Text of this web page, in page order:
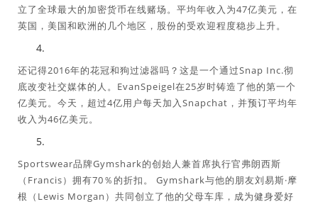
立了全球最大的加密货币在线赌场。平均年收入为47亿美元，在
英国，美国和欧洲的几个地区，股份的受欢迎程度稳步上升。
还记得2016年的花冠和狗过滤器吗？这是一个通过Snap Inc.彻
底改变社交媒体的人。EvanSpeigel在25岁时铸造了他的第一个
亿美元。今天，超过4亿用户每天加入Snapchat，并预订平均年
收入为46亿美元。
Sportswear品牌Gymshark的创始人兼首席执行官弗朗西斯
（Francis）拥有70％的折扣。 Gymshark与他的朋友刘易斯·摩
根（Lewis Morgan）共同创立了他的父母车库，成为健身爱好